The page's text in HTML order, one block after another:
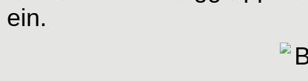
ein.